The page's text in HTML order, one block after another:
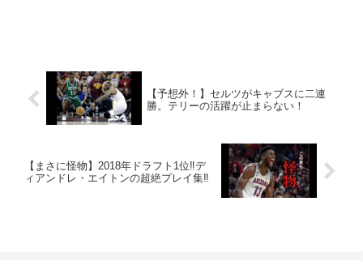
【予想外！】セルツがキャブスに二連
勝。テリーの活躍が止まらない！
【まさに怪物】2018年ドラフト1位‼︎デ
ィアンドレ・エイトンの超絶プレイ集‼︎